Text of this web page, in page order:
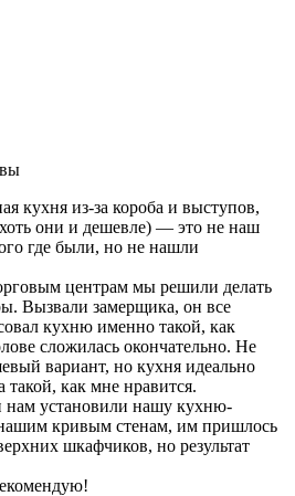
кухня из-за короба и выступов,
они и дешевле) — это не наш
где были, но не нашли
центрам мы решили делать
Вызвали замерщика, он все
кухню именно такой, как
сложилась окончательно. Не
вариант, но кухня идеально
такой, как мне нравится.
нам установили нашу кухню-
кривым стенам, им пришлось
шкафчиков, но результат